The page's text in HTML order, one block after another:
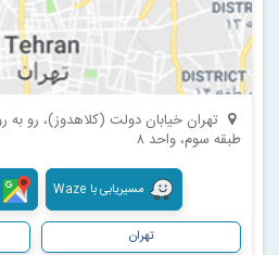
طبقه سوم، واحد ۸
مسیریابی با Waze
تهران